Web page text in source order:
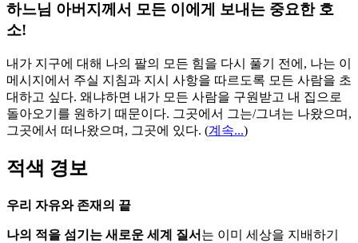
하느님 아버지께서 모든 이에게 보내는 중요한 호
소!
내가 지구에 대해 나의 팔의 모든 힘을 다시 풀기 전에, 나는 이
메시지에서 주실 지침과 지시 사항을 따르도록 모든 사람을 초
대하고 싶다. 왜냐하면 내가 모든 사람을 구원받고 내 집으로
돌아오기를 원하기 때문이다. 그곳에서 그는/그녀는 나왔으며,
그곳에서 떠나왔으며, 그곳에 있다. (계속...)
적색 경보
우리 자유와 존재의 끝
나의 적을 섬기는 새로운 세계 질서 는 이미 세상을 지배하기